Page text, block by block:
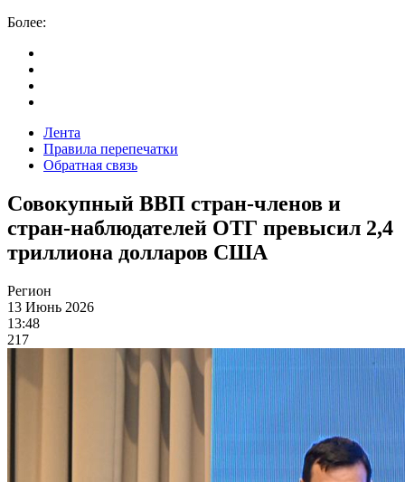
Более:
Лента
Правила перепечатки
Обратная связь
Совокупный ВВП стран-членов и
стран-наблюдателей ОТГ превысил 2,4
триллиона долларов США
Регион
13 Июнь 2026
13:48
217